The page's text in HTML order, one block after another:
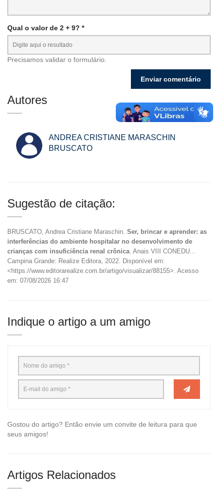
Qual o valor de 2 + 9? *
Precisamos validar o formulário.
Autores
ANDREA CRISTIANE MARASCHIN
BRUSCATO
Sugestão de citação:
BRUSCATO, Andrea Cristiane Maraschin. Ser, brincar e aprender: as
interferências do ambiente hospitalar no desenvolvimento de
crianças com insuficiência renal crônica . Anais VIII CONEDU...
Campina Grande: Realize Editora, 2022. Disponível em:
<https://www.editorarealize.com.br/artigo/visualizar/88155>. Acesso
em: 07/08/2026 16:47
Indique o artigo a um amigo
Gostou do artigo? Então envie um convite de leitura para que
seus amigos!
Artigos Relacionados